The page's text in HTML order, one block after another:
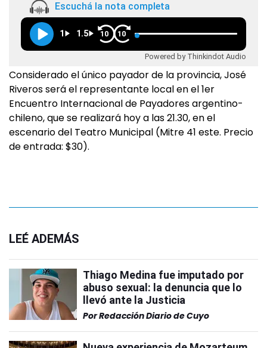
Escuchá la nota completa
1 1.5 10 10
Powered by Thinkindot Audio
Considerado el único payador de la provincia, José
Riveros será el representante local en el 1er
Encuentro Internacional de Payadores argentino-
chileno, que se realizará hoy a las 21.30, en el
escenario del Teatro Municipal (Mitre 41 este. Precio
de entrada: $30).
LEÉ ADEMÁS
Thiago Medina fue imputado por
abuso sexual: la denuncia que lo
llevó ante la Justicia
PorRedacción Diario de Cuyo